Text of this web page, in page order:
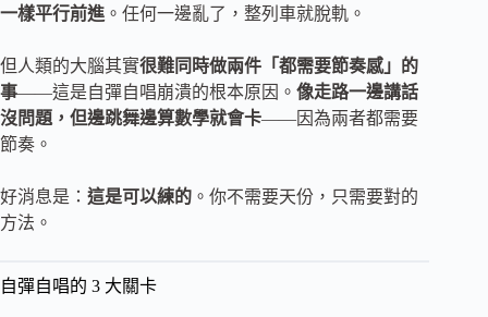
一樣平行前進 。任何一邊亂了，整列車就脫軌。
但人類的大腦其實很難同時做兩件「都需要節奏感」的
事——這是自彈自唱崩潰的根本原因。 像走路一邊講話
沒問題，但邊跳舞邊算數學就會卡——因為兩者都需要
節奏。
好消息是： 這是可以練的 。你不需要天份，只需要對的
方法。
自彈自唱的 3 大關卡